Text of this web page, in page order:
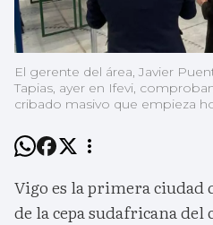
El gerente del área, Javier
Tapias, ayer en Ifevi,
cribado masivo que empieza
Vigo es la primera ciudad
de la cepa sudafricana del